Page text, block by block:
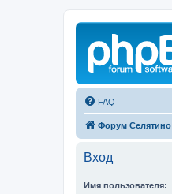
FAQ
Форум Селятино
Вход
Имя пользователя: